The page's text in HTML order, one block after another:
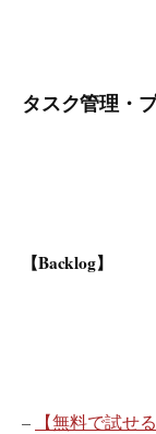
タスク管理・
【Backlog】
–
【無料で試せ